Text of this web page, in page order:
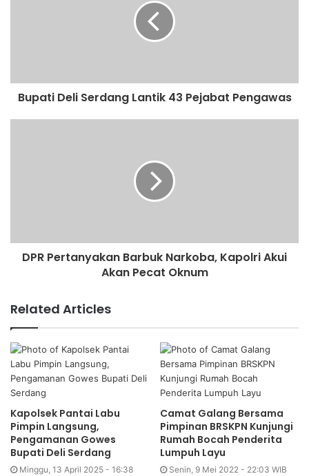
t
Bupati Deli Serdang Lantik 43 Pejabat Pengawas
DPR Pertanyakan Barbuk Narkoba, Kapolri Akui
Akan Pecat Oknum
Related Articles
Kapolsek Pantai Labu
Pimpin Langsung,
Pengamanan Gowes
Bupati Deli Serdang
Minggu, 13 April 2025 - 16:38
Camat Galang Bersama
Pimpinan BRSKPN Kunjungi
Rumah Bocah Penderita
Lumpuh Layu
Senin, 9 Mei 2022 - 22:03 WIB